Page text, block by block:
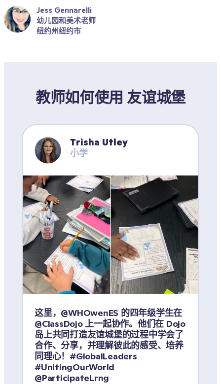
Jess Gennarelli
幼儿园和美术老师
纽约州纽约市
教师如何使用 友谊城堡
Trisha Utley
小学
这里，@WHOwenES 的四年级学生在
@ClassDojo 上一起协作。他们在 Dojo
岛上共同打造友谊城堡的过程中学会了
合作、分享，并理解彼此的感受、培养
同理心！#GlobalLeaders
#UnitingOurWorld
@ParticipateLrng